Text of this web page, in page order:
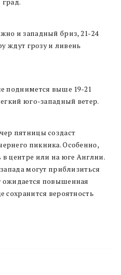
и западный бриз, 21-24
ждут грозу и ливень
поднимется выше 19-21
юго-западный ветер.
пятницы создаст
пикника. Особенно,
центре или на юге Англии.
могут приблизиться
ожидается повышенная
сохранится вероятность